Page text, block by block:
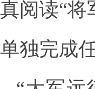
真阅读“将
单独完成